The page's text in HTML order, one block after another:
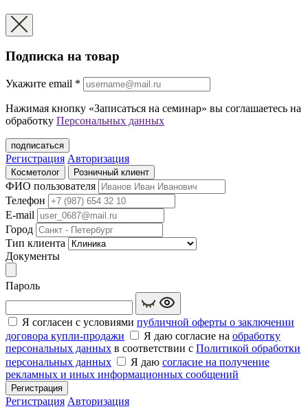
Подписка на товар
Укажите еmail *
Нажимая кнопку «Записаться на семинар» вы соглашаетесь на
обработку Персональных данных
подписаться
Регистрация Авторизация
Косметолог Розничный клиент
ФИО пользователя
Телефон
E-mail
Город
Тип клиента
Документы
Пароль
Я согласен с условиями публичной оферты о заключении
договора купли‑продажи
Я даю согласие на обработку
персональных данных в соответствии с Политикой обработки
персональных данных
Я даю согласие на получение
рекламных и иных информационных сообщений
Регистрация
Регистрация Авторизация